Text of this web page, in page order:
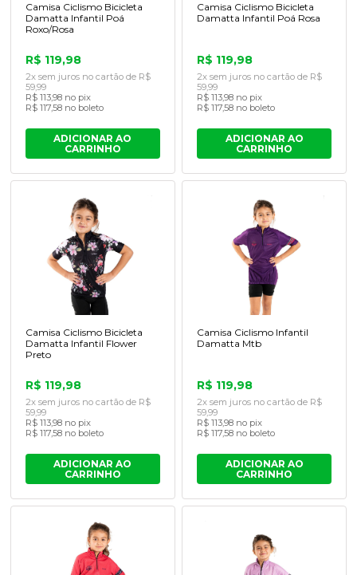
Camisa Ciclismo Bicicleta
Damatta Infantil Po
Roxo/Rosa
R$ 119,98
2x sem juros no cartão de R$
59,99
R$ 113,98 no pix
R$ 117,58 no boleto
ADICIONAR AO
CARRINHO
Camisa Ciclismo Bicicleta
Damatta Infantil Poá Rosa
R$ 119,98
2x sem juros no cartão de R$
59,99
R$ 113,98 no pix
R$ 117,58 no boleto
ADICIONAR AO
CARRINHO
Camisa Ciclismo Bicicleta
Damatta Infantil Flower
Preto
R$ 119,98
2x sem juros no cartão de R$
59,99
R$ 113,98 no pix
R$ 117,58 no boleto
ADICIONAR AO
CARRINHO
Camisa Ciclismo Infantil
Damatta Mtb
R$ 119,98
2x sem juros no cartão de R$
59,99
R$ 113,98 no pix
R$ 117,58 no boleto
ADICIONAR AO
CARRINHO